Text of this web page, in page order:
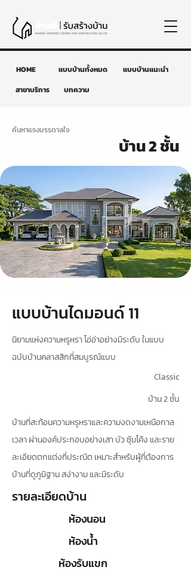
HOME แบบบ้านทั้งหมด
แบบบ้านแนะนำ
สาขาบริการ
บทความ
ค้นหาแรงบรรดาลใจ
บ้าน 2 ชั้น
แบบบ้านไดมอนด์ 11
นิยามแห่งความหรูหรา โอ่อ่าอย่างมีระดับ ในแบบ
ฉบับบ้านคลาสสิกที่สมบูรณ์แบบ
Classic
บ้าน 2 ชั้น
บ้านที่สะท้อนความหรูหราและความงดงามเหนือกาล
เวลา ผ่านองค์ประกอบอย่างเสา บัว ซุ้มโค้ง และราย
ละเอียดตกแต่งที่ประณีต เหมาะสำหรับผู้ที่ต้องการ
บ้านที่ดูภูมิฐาน สง่างาม และมีระดับ
รายละเอียดบ้าน
ห้องนอน
ห้องน้ำ
ห้องรับแขก